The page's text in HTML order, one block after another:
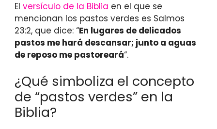
El versículo de la Biblia en el que se
mencionan los pastos verdes es Salmos
23:2, que dice: “En lugares de delicados
pastos me hará descansar; junto a aguas
de reposo me pastoreará“.
¿Qué simboliza el concepto
de “pastos verdes” en la
Biblia?